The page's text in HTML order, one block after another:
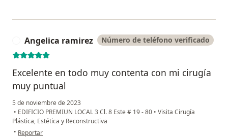
Angelica ramirez Número de teléfono verificado
Excelente en todo muy contenta con mi cirugía
muy puntual
5 de noviembre de 2023
• EDIFICIO PREMIUN LOCAL 3 Cl. 8 Este # 19 - 80 • Visita Cirugía
Plástica, Estética y Reconstructiva
• en opinión del usuario Angelica ramirez
Reportar